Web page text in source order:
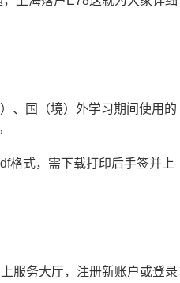
、国（境）外学习期间使用的
格式，需下载打印后手签并上
服务大厅，注册新账户或登录